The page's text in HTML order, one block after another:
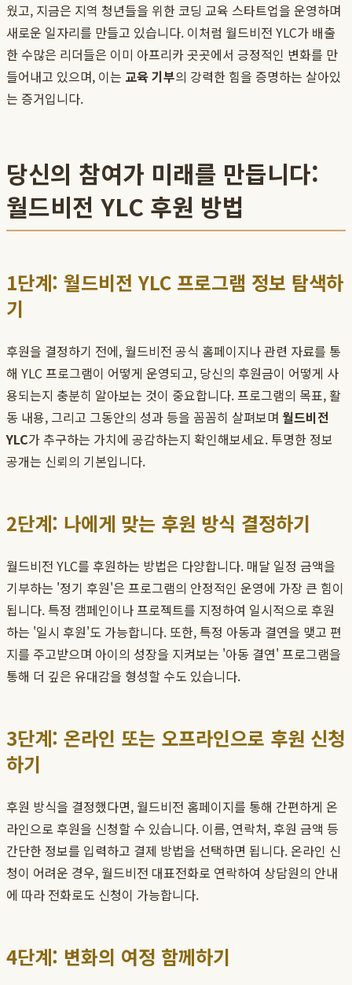
웠고, 지금은 지역 청년들을 위한 코딩 교육 스타트업을 운영하며
새로운 일자리를 만들고 있습니다. 이처럼 월드비전 YLC가 배출
한 수많은 리더들은 이미 아프리카 곳곳에서 긍정적인 변화를 만
들어내고 있으며, 이는 교육 기부의 강력한 힘을 증명하는 살아있
는 증거입니다.
당신의 참여가 미래를 만듭니다:
월드비전 YLC 후원 방법
1단계: 월드비전 YLC 프로그램 정보 탐색하
기
후원을 결정하기 전에, 월드비전 공식 홈페이지나 관련 자료를 통
해 YLC 프로그램이 어떻게 운영되고, 당신의 후원금이 어떻게 사
용되는지 충분히 알아보는 것이 중요합니다. 프로그램의 목표, 활
동 내용, 그리고 그동안의 성과 등을 꼼꼼히 살펴보며 월드비전
YLC가 추구하는 가치에 공감하는지 확인해보세요. 투명한 정보
공개는 신뢰의 기본입니다.
2단계: 나에게 맞는 후원 방식 결정하기
월드비전 YLC를 후원하는 방법은 다양합니다. 매달 일정 금액을
기부하는 '정기 후원'은 프로그램의 안정적인 운영에 가장 큰 힘이
됩니다. 특정 캠페인이나 프로젝트를 지정하여 일시적으로 후원
하는 '일시 후원'도 가능합니다. 또한, 특정 아동과 결연을 맺고 편
지를 주고받으며 아이의 성장을 지켜보는 '아동 결연' 프로그램을
통해 더 깊은 유대감을 형성할 수도 있습니다.
3단계: 온라인 또는 오프라인으로 후원 신청
하기
후원 방식을 결정했다면, 월드비전 홈페이지를 통해 간편하게 온
라인으로 후원을 신청할 수 있습니다. 이름, 연락처, 후원 금액 등
간단한 정보를 입력하고 결제 방법을 선택하면 됩니다. 온라인 신
청이 어려운 경우, 월드비전 대표전화로 연락하여 상담원의 안내
에 따라 전화로도 신청이 가능합니다.
4단계: 변화의 여정 함께하기